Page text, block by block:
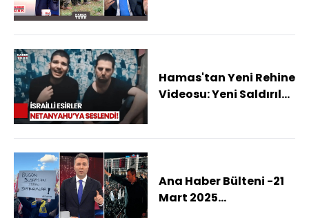
Aşama?)
Hamas'tan Yeni Rehine
Videosu: Yeni Saldırılar
Ana Haber Bülteni -21
Mart 2025